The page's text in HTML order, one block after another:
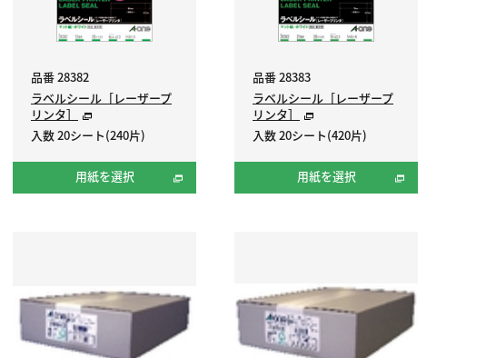
品番 28382
ラベルシール［レーザープ
リンタ］
入数 20シート(240片)
用紙を選択
品番 28383
ラベルシール［レーザープ
リンタ］
入数 20シート(420片)
用紙を選択